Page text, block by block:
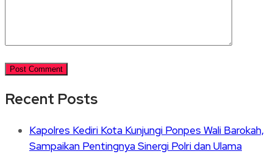
Recent Posts
Kapolres Kediri Kota Kunjungi Ponpes Wali Barokah,
Sampaikan Pentingnya Sinergi Polri dan Ulama